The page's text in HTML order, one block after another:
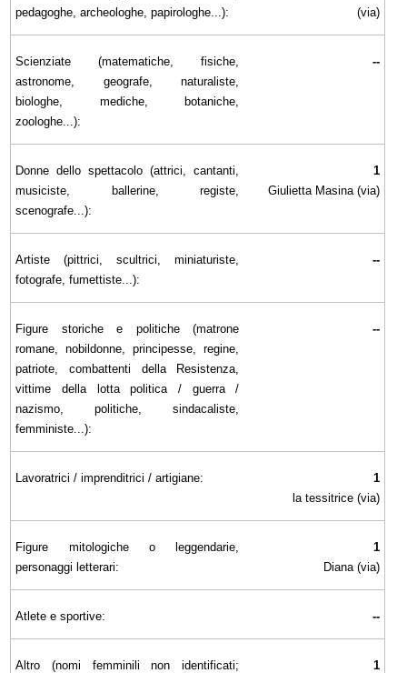
pedagoghe, archeologhe, papirologhe...):
(via)
Scienziate (matematiche, fisiche,
astronome, geografe, naturaliste,
biologhe, mediche, botaniche,
zoologhe...):
--
Donne dello spettacolo (attrici, cantanti,
musiciste, ballerine, registe,
scenografe...):
1
Giulietta Masina (via)
Artiste (pittrici, scultrici, miniaturiste,
fotografe, fumettiste...):
--
Figure storiche e politiche (matrone
romane, nobildonne, principesse, regine,
patriote, combattenti della Resistenza,
vittime della lotta politica / guerra /
nazismo, politiche, sindacaliste,
femministe...):
--
Lavoratrici / imprenditrici / artigiane:
1
la tessitrice (via)
Figure mitologiche o leggendarie,
personaggi letterari:
1
Diana (via)
Atlete e sportive: --
Altro (nomi femminili non identificati;
1